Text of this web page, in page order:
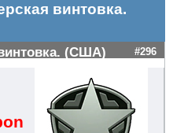
винтовка.
(США) #296